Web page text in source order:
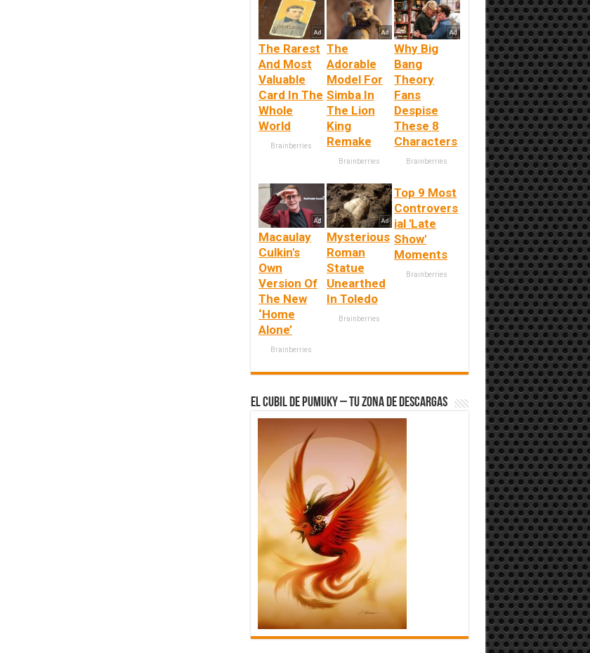
The Rarest
And Most
Valuable
Card In The
Whole
World
Brainberries
The
Adorable
Model For
Simba In
The Lion
King
Remake
Brainberries
Why Big
Bang
Theory
Fans
Despise
These 8
Characters
Brainberries
Macaulay
Culkin's
Own
Version Of
The New
‘Home
Alone’
Brainberries
Mysterious
Roman
Statue
Unearthed
In Toledo
Brainberries
Top 9 Most
Controvers
ial 'Late
Show'
Moments
Brainberries
El Cubil de Pumuky – Tu zona de Descargas